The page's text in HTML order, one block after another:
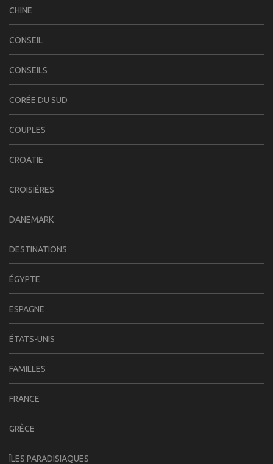
CHINE
CONSEIL
CONSEILS
CORÉE DU SUD
COUPLES
CROATIE
CROISIÈRES
DANEMARK
DESTINATIONS
ÉGYPTE
ESPAGNE
ÉTATS-UNIS
FAMILLES
FRANCE
GRÈCE
ÎLES PARADISIAQUES